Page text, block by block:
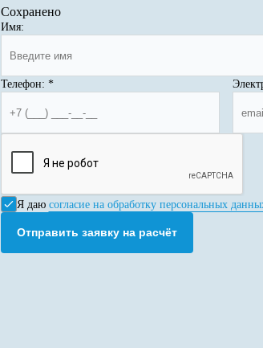
Сохранено
Имя:
Телефон: *
Я даю согласие на обработку персональных
Отправить заявку на расчёт